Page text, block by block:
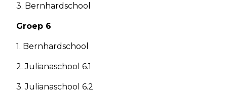
3. Bernhardschool
Groep 6
1. Bernhardschool
2. Julianaschool 6.1
3. Julianaschool 6.2